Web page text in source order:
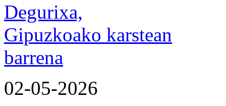
Degurixa,
Gipuzkoako karstean
barrena
02-05-2026